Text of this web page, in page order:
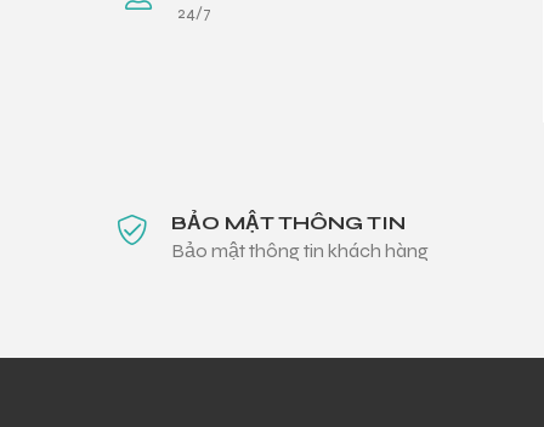
24/7
BẢO MẬT THÔNG TIN
Bảo mật thông tin khách hàng